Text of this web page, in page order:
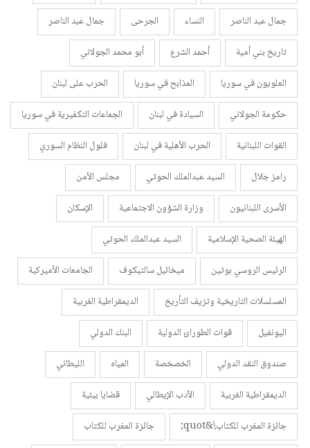
جمال عبد الناصر
النساء الجرحى
جمال عبد الناصر
تاريخ بني أمية
أحمد الشرع
أبو محمد الجولاني
العلويون في سوريا
المذابح في سوريا
الحرب على لبنان
حكومة الجولاني
السيادة في لبنان
الجماعات التكفيرية في سوريا
القوات اللبنانية
الحرب الأهلية في لبنان
فلول النظام السوري
رامز جلال
السيد عبدالملك الحوثي
مجلس الأمن
الأسرى اللبنانيون
وزارة الشؤون الاجتماعية
الإسكان
الهيئة الصحية الإسلامية
السيد عبدالملك الحوثي
الرئيس الروسي بوتين
ميخائيل سالتيكوف
الجامعات الأميركية
المسلسلات التاريخية وتزيف التأريخ
الديمقراطية الغربية
اليونفيل
قوات الطورائ الدولية
البنك الدولي
صندوق النقد الدولي
الخصخصة المياه
الليطاني
الديمقراطية الغربية
الأدب الإيطالي
قضايا بيئية
جائزة المغرب للكتاب\&quot;
جائزة المغرب للكتاب